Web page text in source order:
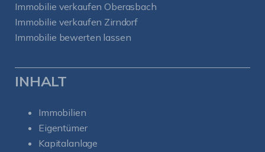
Immobilie verkaufen Oberasbach
Immobilie verkaufen Zirndorf
Immobilie bewerten lassen
INHALT
Immobilien
Eigentümer
Kapitalanlage